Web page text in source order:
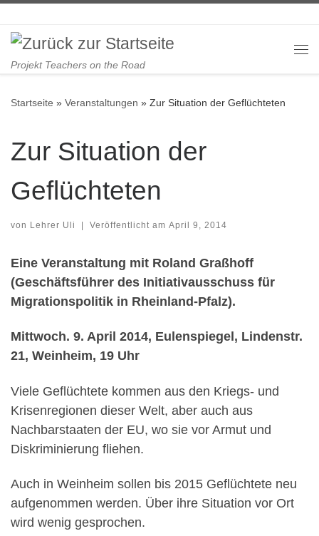
Projekt Teachers on the Road
Startseite » Veranstaltungen » Zur Situation der Geflüchteten
Zur Situation der
Geflüchteten
von Lehrer Uli | Veröffentlicht am April 9, 2014
Eine Veranstaltung mit Roland Graßhoff
(Geschäftsführer des Initiativausschuss für
Migrationspolitik in Rheinland-Pfalz).
Mittwoch. 9. April 2014, Eulenspiegel, Lindenstr.
21, Weinheim, 19 Uhr
Viele Geflüchtete kommen aus den Kriegs- und
Krisenregionen dieser Welt, aber auch aus
Nachbarstaaten der EU, wo sie vor Armut und
Diskriminierung fliehen.
Auch in Weinheim sollen bis 2015 Geflüchtete neu
aufgenommen werden. Über ihre Situation vor Ort
wird wenig gesprochen.